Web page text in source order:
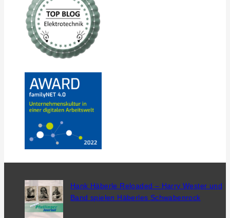
Hank Häberle Reloaded – Harry Wester und
Band spielen Häberles Schwabenrock